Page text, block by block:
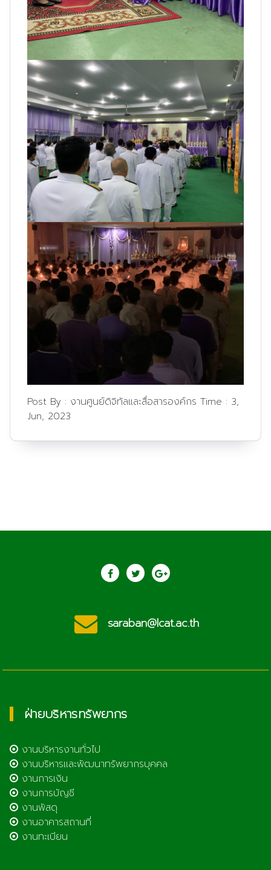
Post By : งานศูนย์ดิจิทัลและสื่อสารองค์กร Time : 3,
Jun, 2023
saraban@lcat.ac.th
ฝ่ายบริหารทรัพยากร
งานบริหารงานทั่วไป
งานบริหารและพัฒนาทรัพยากรบุคคล
งานการเงิน
งานการบัญชี
งานพัสดุ
งานอาคารสถานที่
งานทะเบียน